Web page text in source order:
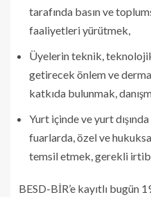
tarafında basın ve
faaliyetleri yürütmek,
Üyelerin teknik,
getirecek önlem ve
katkıda bulunmak,
Yurt içinde ve yurt
fuarlarda, özel ve
temsil etmek, gerekli
BESD-BİR’e kayıtlı bugün